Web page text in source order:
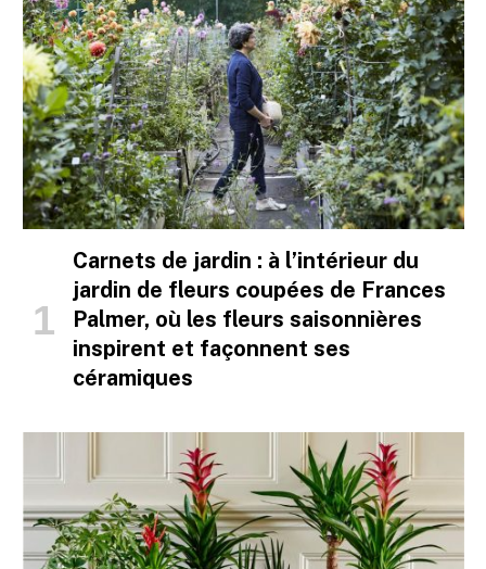
Carnets de jardin : à l’intérieur du
jardin de fleurs coupées de Frances
Palmer, où les fleurs saisonnières
inspirent et façonnent ses
céramiques